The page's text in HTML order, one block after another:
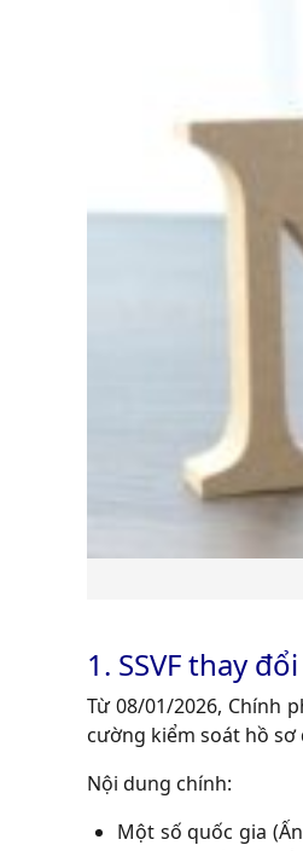
1. SSVF thay
Từ 08/01/2026, Chính
cường kiểm soát hồ sơ
Nội dung chính:
Một số quốc gia